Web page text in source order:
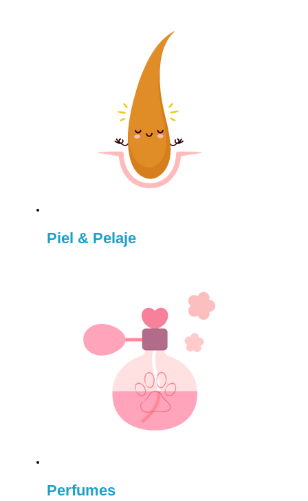
Piel & Pelaje
Perfumes